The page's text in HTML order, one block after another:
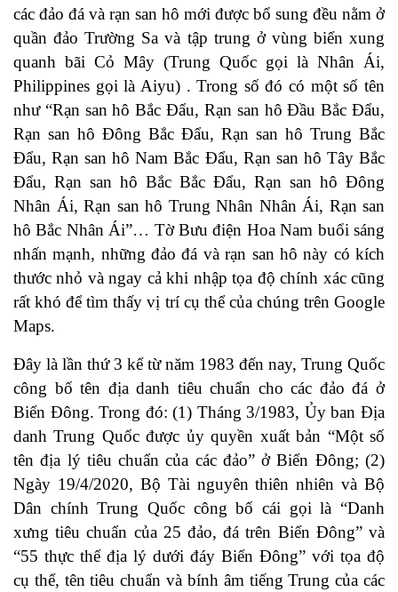
các đảo đá và rạn san hô mới được bổ sung đều nằm ở
quần đảo Trường Sa và tập trung ở vùng biển xung
quanh bãi Cỏ Mây (Trung Quốc gọi là Nhân Ái,
Philippines gọi là Aiyu) . Trong số đó có một số tên
như “Rạn san hô Bắc Đẩu, Rạn san hô Đầu Bắc Đẩu,
Rạn san hô Đông Bắc Đẩu, Rạn san hô Trung Bắc
Đẩu, Rạn san hô Nam Bắc Đẩu, Rạn san hô Tây Bắc
Đẩu, Rạn san hô Bắc Bắc Đẩu, Rạn san hô Đông
Nhân Ái, Rạn san hô Trung Nhân Nhân Ái, Rạn san
hô Bắc Nhân Ái”… Tờ Bưu điện Hoa Nam buổi sáng
nhấn mạnh, những đảo đá và rạn san hô này có kích
thước nhỏ và ngay cả khi nhập tọa độ chính xác cũng
rất khó để tìm thấy vị trí cụ thể của chúng trên Google
Maps.
Đây là lần thứ 3 kể từ năm 1983 đến nay, Trung Quốc
công bố tên địa danh tiêu chuẩn cho các đảo đá ở
Biển Đông. Trong đó: (1) Tháng 3/1983, Ủy ban Địa
danh Trung Quốc được ủy quyền xuất bản “Một số
tên địa lý tiêu chuẩn của các đảo” ở Biển Đông; (2)
Ngày 19/4/2020, Bộ Tài nguyên thiên nhiên và Bộ
Dân chính Trung Quốc công bố cái gọi là “Danh
xưng tiêu chuẩn của 25 đảo, đá trên Biển Đông” và
“55 thực thể địa lý dưới đáy Biển Đông” với tọa độ
cụ thể, tên tiêu chuẩn và bính âm tiếng Trung của các